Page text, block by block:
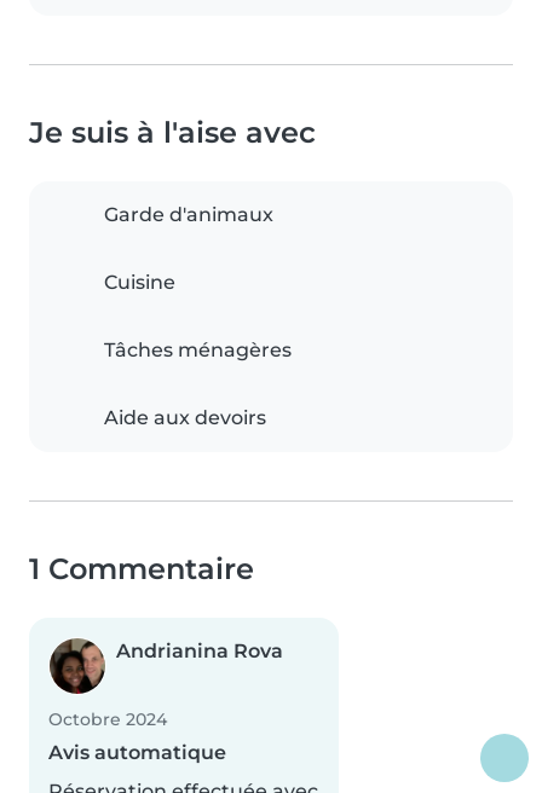
Je suis à l'aise avec
Garde d'animaux
Cuisine
Tâches ménagères
Aide aux devoirs
1 Commentaire
Andrianina Rova
Octobre 2024
Avis automatique